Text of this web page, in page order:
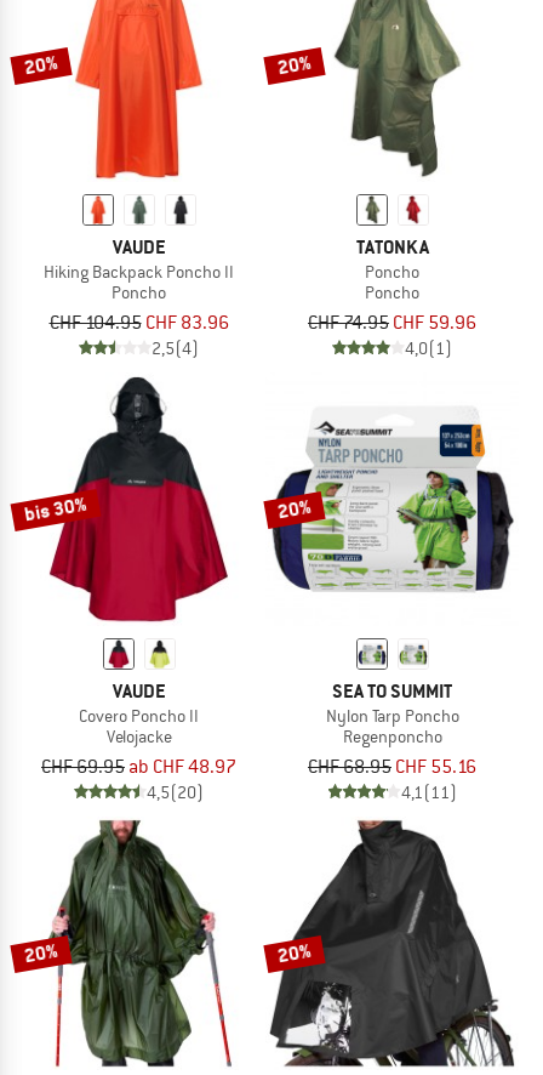
ZUM SOMMER SALE
20%
VAUDE
Hiking Backpack Poncho II
Poncho
CHF 104.95 CHF 83.96
2,5(4)
20%
TATONKA
Poncho
Poncho
CHF 74.95 CHF 59.96
4,0(1)
bis 30%
VAUDE
Covero Poncho II
Velojacke
CHF 69.95 ab CHF 48.97
4,5(20)
20%
SEA TO SUMMIT
Nylon Tarp Poncho
Regenponcho
CHF 68.95 CHF 55.16
4,1(11)
20% 20%